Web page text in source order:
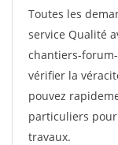
Toutes les
service Qualité
chantiers-
vérifier la
pouvez
particuliers
travaux.